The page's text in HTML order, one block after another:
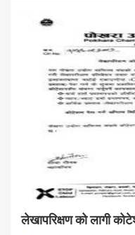
लेखापरिक्षण को लागी